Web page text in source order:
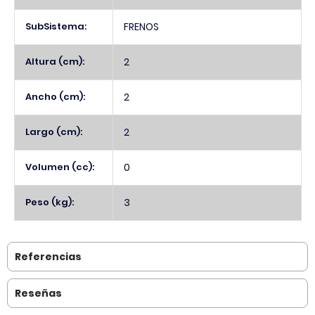
SubSistema: FRENOS
Altura (cm): 2
Ancho (cm): 2
Largo (cm): 2
Volumen (cc): 0
Peso (kg): 3
Referencias
Reseñas